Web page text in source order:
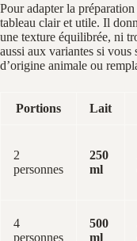
Pour adapter la
tableau clair et utile. Il
une texture équilibrée, ni
aussi aux variantes si
d’origine animale ou
Portions Lait
2
personnes
250
ml
4
personnes
500
ml